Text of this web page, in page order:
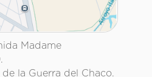
Madame
la Guerra del Chaco.